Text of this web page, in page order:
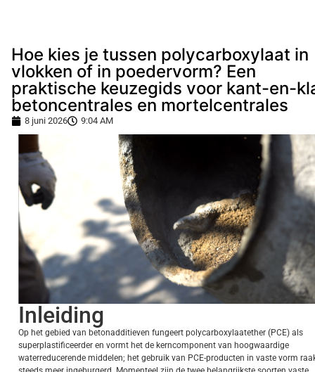
Hoe kies je tussen polycarboxylaat in
vlokken of in poedervorm? Een
praktische keuzegids voor kant-en-
betoncentrales en mortelcentrales
8 juni 2026 9:04 AM
Inleiding
Op het gebied van betonadditieven fungeert polycarboxylaatether (PCE) als
superplastificeerder en vormt het de kerncomponent van hoogwaardige
waterreducerende middelen; het gebruik van PCE-producten in vaste vorm